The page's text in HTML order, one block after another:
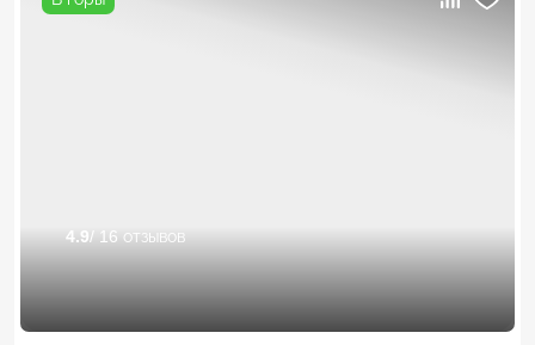
4.9 / 16 отзывов